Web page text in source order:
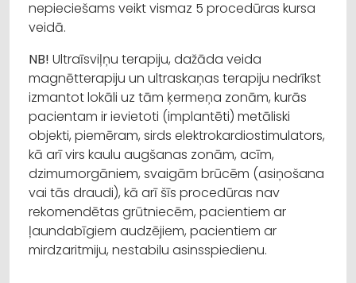
nepieciešams veikt vismaz 5 procedūras kursa
veidā.
NB! Ultraīsviļņu terapiju, dažāda veida
magnētterapiju un ultraskaņas terapiju nedrīkst
izmantot lokāli uz tām ķermeņa zonām, kurās
pacientam ir ievietoti (implantēti) metāliski
objekti, piemēram, sirds elektrokardiostimulators,
kā arī virs kaulu augšanas zonām, acīm,
dzimumorgāniem, svaigām brūcēm (asiņošana
vai tās draudi), kā arī šīs procedūras nav
rekomendētas grūtniecēm, pacientiem ar
ļaundabīgiem audzējiem, pacientiem ar
mirdzaritmiju, nestabilu asinsspiedienu.